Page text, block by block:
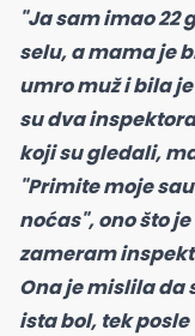
"Ja sam imao 22
selu, a mama je
umro muž i bila
su dva
koji su gledali,
"Primite moje
noćas", ono što
zameram
Ona je mislila da
ista bol, tek